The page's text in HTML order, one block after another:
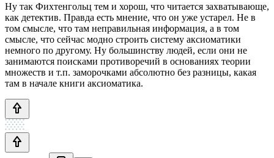
Ну так Фихтенгольц тем и хорош, что читается захватывающе,
как детектив. Правда есть мнение, что он уже устарел. Не в
том смысле, что там неправильная информация, а в том
смысле, что сейчас модно строить систему аксиоматики
немного по другому. Ну большинству людей, если они не
занимаются поисками противоречий в основаниях теории
множеств и т.п. заморочками абсолютно без разницы, какая
там в начале книги аксиоматика.